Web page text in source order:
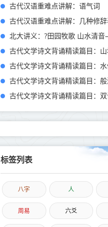
古代汉语重难点讲解：语气词
古代汉语重难点讲解：几种修
古代文学诗文背诵精读篇目：水
标签列表
八字 人
周易 六爻